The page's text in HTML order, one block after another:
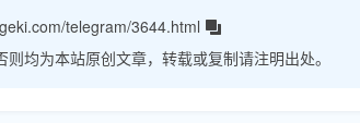
telegram/3644.html
则均为本站原创文章，转载或复制请注明出处。